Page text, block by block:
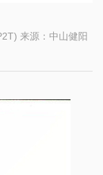
来源：中山健阳